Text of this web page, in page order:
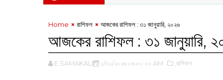
Home রাশিফল আজকের রাশিফল :‌ ৩১ জানুয়ারি, ২০২৬
আজকের রাশিফল :‌ ৩১ জানুয়ারি,
E SAMAKALIN ১/৩১/২০২৬ ০৬:০০:০০ AM ,রাশিফল